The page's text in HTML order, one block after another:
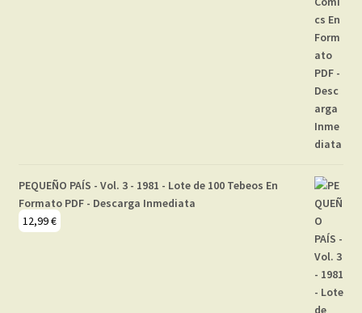
PEQUEÑO PAÍS - Vol. 3 - 1981 - Lote de 100 Tebeos En
Formato PDF - Descarga Inmediata
12,99€